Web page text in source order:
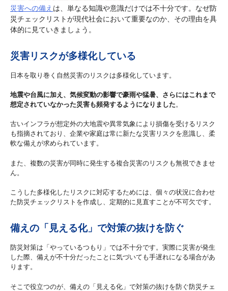
災害への備え は、単なる知識や意識だけでは不十分です。なぜ防
災チェックリストが現代社会において重要なのか、その理由を具
体的に見ていきましょう。
災害リスクが多様化している
日本を取り巻く自然災害のリスクは多様化しています。
地震や台風に加え、気候変動の影響で豪雨や猛暑、さらにはこれまで
想定されていなかった災害も頻発するようになりました。
古いインフラが想定外の大地震や異常気象により損傷を受けるリスク
も指摘されており、企業や家庭は常に新たな災害リスクを意識し、柔
軟な備えが求められています。
また、複数の災害が同時に発生する複合災害のリスクも無視できませ
ん。
こうした多様化したリスクに対応するためには、個々の状況に合わせ
た防災チェックリストを作成し、定期的に見直すことが不可欠です。
備えの「見える化」で対策の抜けを防ぐ
防災対策は「やっているつもり」では不十分です。実際に災害が発生
した際、備えが不十分だったことに気づいても手遅れになる場合があ
ります。
そこで役立つのが、備えの「見える化」で対策の抜けを防ぐ防災チェ